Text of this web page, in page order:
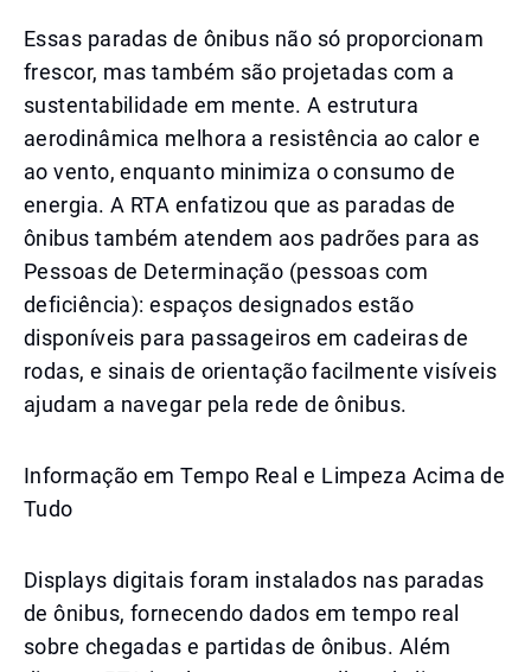
Essas paradas de ônibus não só proporcionam
frescor, mas também são projetadas com a
sustentabilidade em mente. A estrutura
aerodinâmica melhora a resistência ao calor e
ao vento, enquanto minimiza o consumo de
energia. A RTA enfatizou que as paradas de
ônibus também atendem aos padrões para as
Pessoas de Determinação (pessoas com
deficiência): espaços designados estão
disponíveis para passageiros em cadeiras de
rodas, e sinais de orientação facilmente visíveis
ajudam a navegar pela rede de ônibus.
Informação em Tempo Real e Limpeza Acima de
Tudo
Displays digitais foram instalados nas paradas
de ônibus, fornecendo dados em tempo real
sobre chegadas e partidas de ônibus. Além